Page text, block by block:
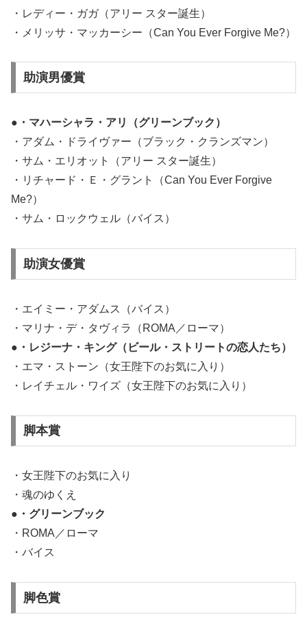
・レディー・ガガ（アリー スター誕生）
・メリッサ・マッカーシー（Can You Ever Forgive Me?）
助演男優賞
●・マハーシャラ・アリ（グリーンブック）
・アダム・ドライヴァー（ブラック・クランズマン）
・サム・エリオット（アリー スター誕生）
・リチャード・Ｅ・グラント（Can You Ever Forgive
Me?）
・サム・ロックウェル（バイス）
助演女優賞
・エイミー・アダムス（バイス）
・マリナ・デ・タヴィラ（ROMA／ローマ）
●・レジーナ・キング（ビール・ストリートの恋人たち）
・エマ・ストーン（女王陛下のお気に入り）
・レイチェル・ワイズ（女王陛下のお気に入り）
脚本賞
・女王陛下のお気に入り
・魂のゆくえ
●・グリーンブック
・ROMA／ローマ
・バイス
脚色賞